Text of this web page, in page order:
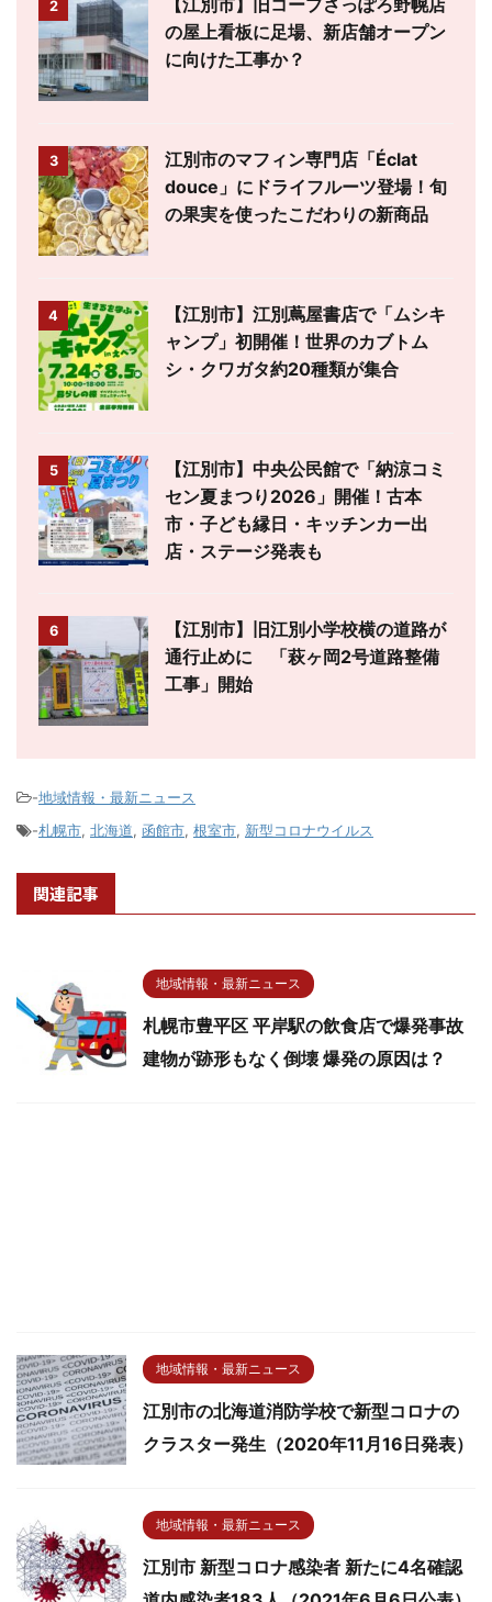
2
の屋上看板に足場、新店舗オープン
に向けた工事か？
3
江別市のマフィン専門店「Éclat
douce」にドライフルーツ登場！旬
の果実を使ったこだわりの新商品
4
【江別市】江別蔦屋書店で「ムシキ
ャンプ」初開催！世界のカブトム
シ・クワガタ約20種類が集合
5
【江別市】中央公民館で「納涼コミ
セン夏まつり2026」開催！古本
市・子ども縁日・キッチンカー出
店・ステージ発表も
6
【江別市】旧江別小学校横の道路が
通行止めに 「萩ヶ岡2号道路整備
工事」開始
-地域情報・最新ニュース
-札幌市, 北海道, 函館市, 根室市, 新型コロナウイルス
関連記事
地域情報・最新ニュース
札幌市豊平区 平岸駅の飲食店で爆発事故
建物が跡形もなく倒壊 爆発の原因は？
地域情報・最新ニュース
江別市の北海道消防学校で新型コロナの
クラスター発生（2020年11月16日発表）
地域情報・最新ニュース
江別市 新型コロナ感染者 新たに4名確認